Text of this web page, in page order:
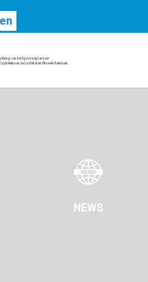
en
NEWS
us deliver our services. By
agree to our use of